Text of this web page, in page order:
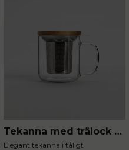
Ja, ni får publicera min
Tekanna med trälock 300 ml
Elegant tekanna i tåligt